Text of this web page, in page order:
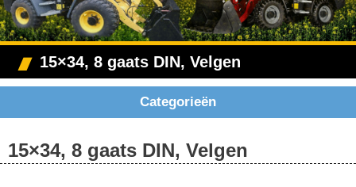
15×34, 8 gaats DIN, Velgen
Categorieën
15×34, 8 gaats DIN, Velgen